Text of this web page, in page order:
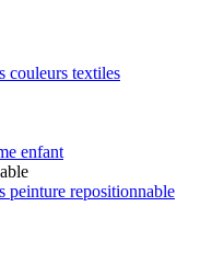
couleurs textiles
enfant
peinture repositionnable